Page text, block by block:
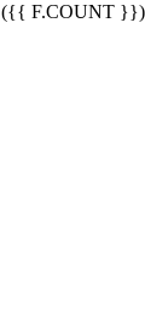
({{ F.COUNT }})